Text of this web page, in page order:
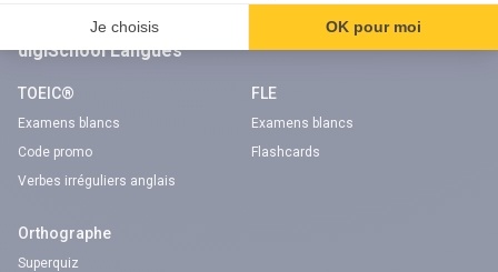
digiSchool Langues
TOEIC®
Examens blancs
Code promo
Verbes irréguliers anglais
FLE
Examens blancs
Flashcards
Orthographe
Superquiz